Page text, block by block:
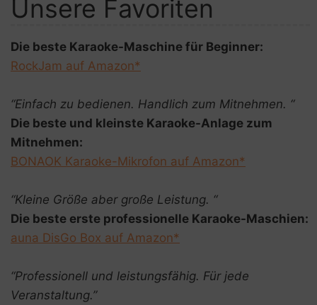
Unsere Favoriten
Die beste Karaoke-Maschine für Beginner:
RockJam auf Amazon*
“Einfach zu bedienen. Handlich zum Mitnehmen. “
Die beste und kleinste Karaoke-Anlage zum
Mitnehmen:
BONAOK Karaoke-Mikrofon auf Amazon*
“Kleine Größe aber große Leistung. “
Die beste erste professionelle Karaoke-Maschien:
auna DisGo Box auf Amazon*
“Professionell und leistungsfähig. Für jede
Veranstaltung.”